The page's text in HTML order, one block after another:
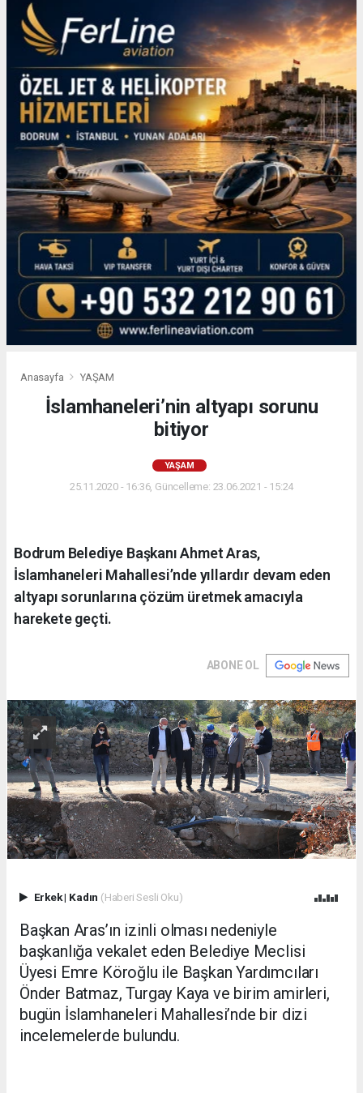
Anasayfa YAŞAM
İslamhaneleri’nin altyapı sorunu
bitiyor
YAŞAM
25.11.2020 - 16:36, Güncelleme: 23.06.2021 - 15:24
Bodrum Belediye Başkanı Ahmet Aras,
İslamhaneleri Mahallesi’nde yıllardır devam eden
altyapı sorunlarına çözüm üretmek amacıyla
harekete geçti.
ABONE OL
Erkek| Kadın (Haberi Sesli Oku)
Başkan Aras’ın izinli olması nedeniyle
başkanlığa vekalet eden Belediye Meclisi
Üyesi Emre Köroğlu ile Başkan Yardımcıları
Önder Batmaz, Turgay Kaya ve birim amirleri,
bugün İslamhaneleri Mahallesi’nde bir dizi
incelemelerde bulundu.